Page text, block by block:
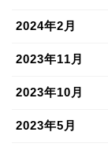
2024年2月
2023年11月
2023年10月
2023年5月